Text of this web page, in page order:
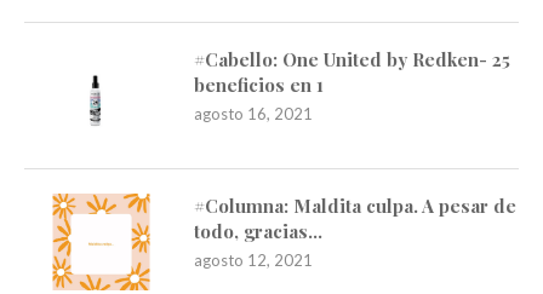
#Cabello: One United by Redken- 25
beneficios en 1
agosto 16, 2021
#Columna: Maldita culpa. A pesar de
todo, gracias…
agosto 12, 2021